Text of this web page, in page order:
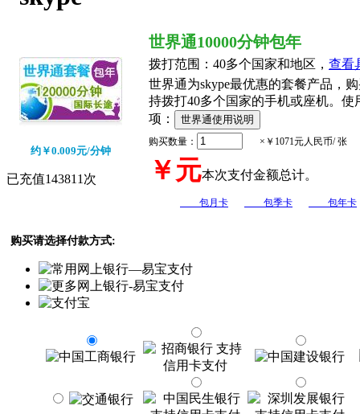
约￥0.009元/分钟
已充值143811次
世界通10000分钟包年
拨打范围： 40多个国家和地区， 查看
世界通为skype最优惠的套餐产品，
持拨打40多个国家的手机或座机。使
项：
购买数量： ×￥1071元人民币/ 张
￥元本次支付金额总计。
包月卡 包季卡 包年卡
购买请选择付款方式: